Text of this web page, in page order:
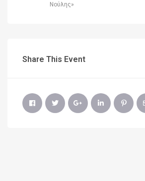
Νούλης»
Share This Event